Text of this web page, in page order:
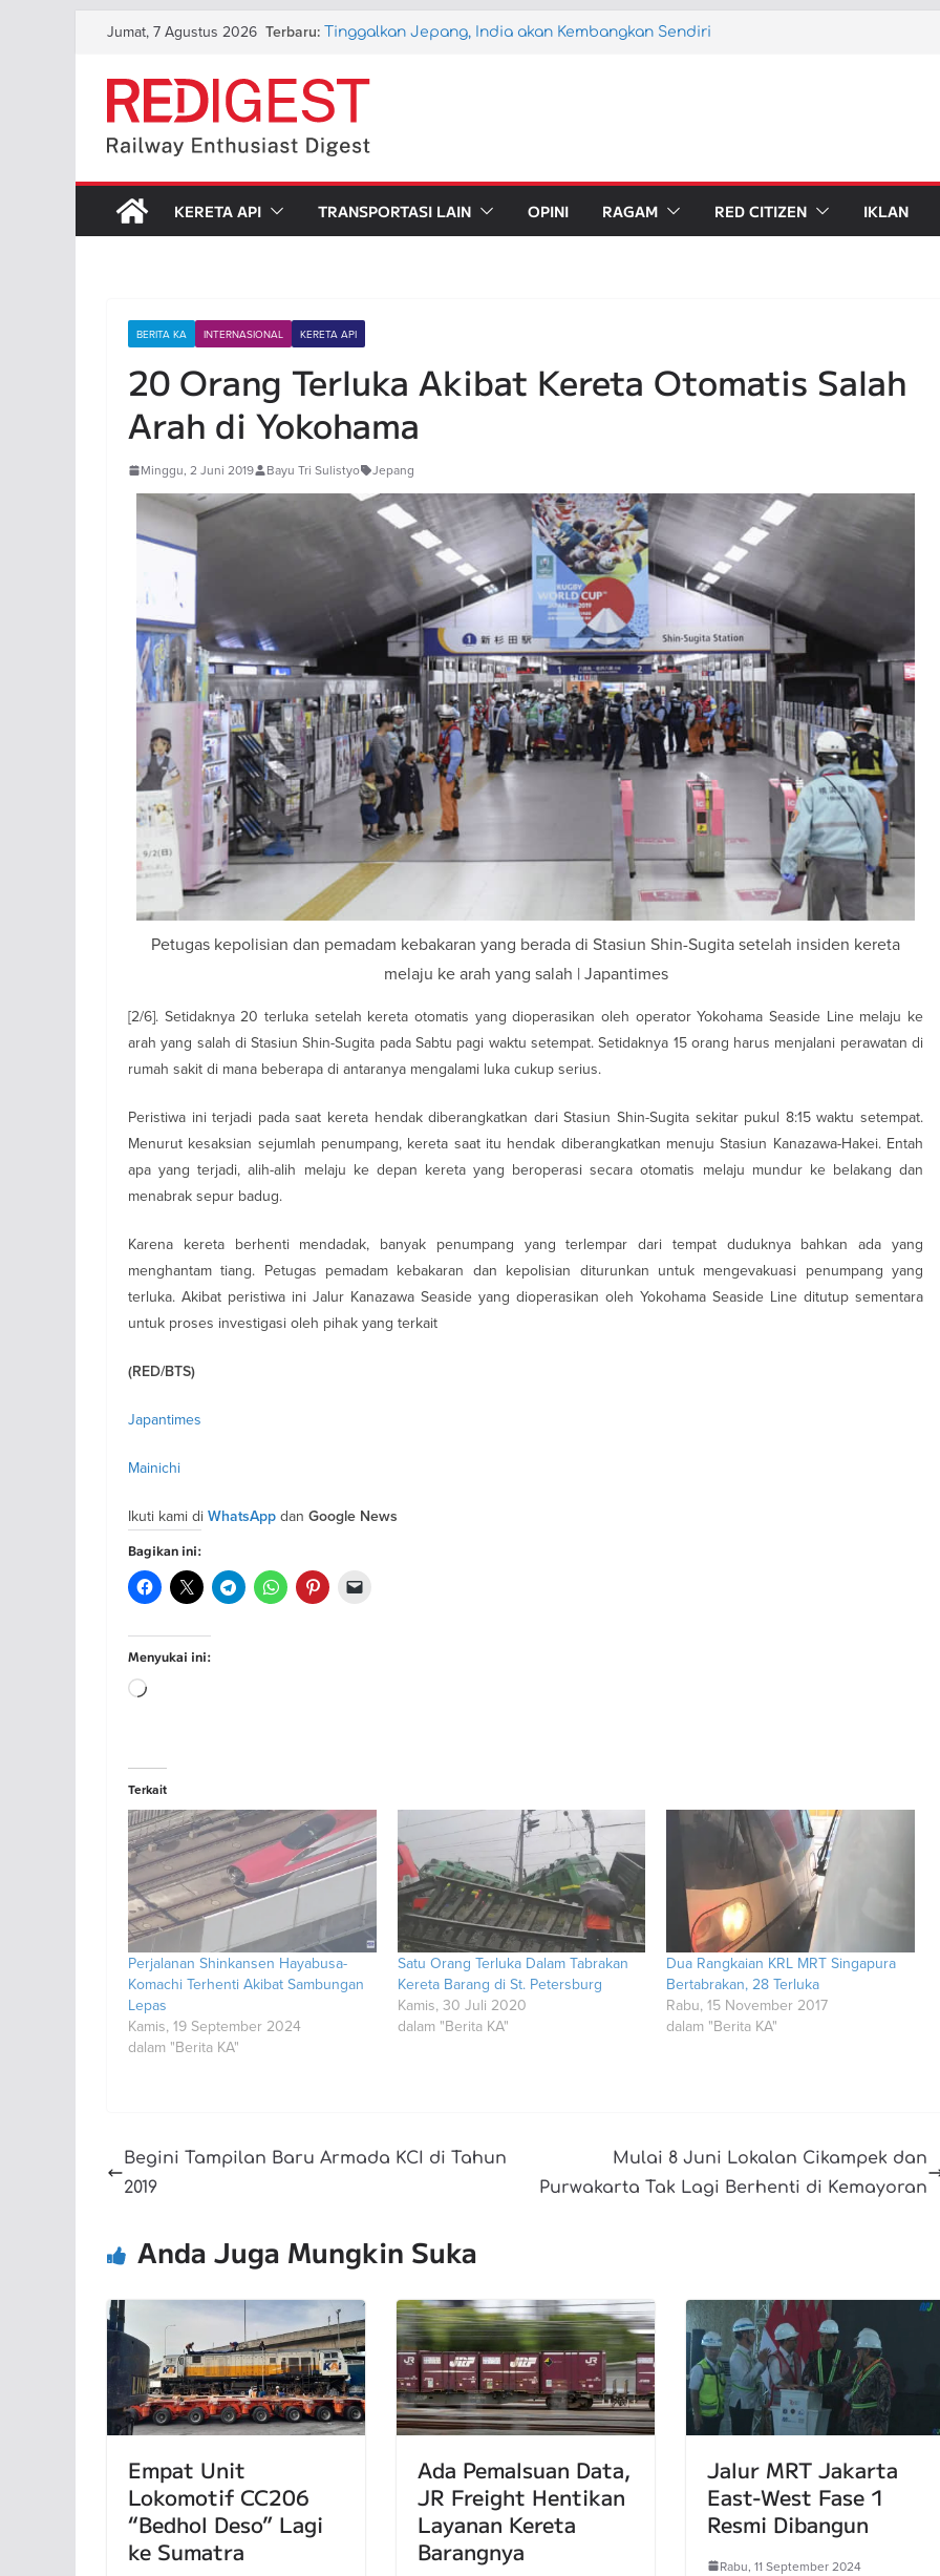
content
Jumat, 7 Agustus 2026 Terbaru: Tinggalkan Jepang, India akan Kembangkan Sendiri
PT KAI Perkenalkan Kereta Ekonomi Kerakyatan,
Ternyata (Lumayan) Nyaman!
Layanan KA di Kumamoto Lumpuh Pasca Gempa 7.1
Skala Richter
KAI akan Terapkan ATP Berbasis Satelit dan Operasikan
KERETA API TRANSPORTASI LAIN OPINI RAGAM RED CITIZEN IKLAN
BERITA KA INTERNASIONAL KERETA API
20 Orang Terluka Akibat Kereta Otomatis Salah
Arah di Yokohama
Minggu, 2 Juni 2019 Bayu Tri Sulistyo Jepang
Petugas kepolisian dan pemadam kebakaran yang berada di Stasiun Shin-Sugita setelah insiden kereta
melaju ke arah yang salah | Japantimes
[2/6]. Setidaknya 20 terluka setelah kereta otomatis yang dioperasikan oleh operator Yokohama Seaside Line melaju ke
arah yang salah di Stasiun Shin-Sugita pada Sabtu pagi waktu setempat. Setidaknya 15 orang harus menjalani perawatan di
rumah sakit di mana beberapa di antaranya mengalami luka cukup serius.
Peristiwa ini terjadi pada saat kereta hendak diberangkatkan dari Stasiun Shin-Sugita sekitar pukul 8:15 waktu setempat.
Menurut kesaksian sejumlah penumpang, kereta saat itu hendak diberangkatkan menuju Stasiun Kanazawa-Hakei. Entah
apa yang terjadi, alih-alih melaju ke depan kereta yang beroperasi secara otomatis melaju mundur ke belakang dan
menabrak sepur badug.
Karena kereta berhenti mendadak, banyak penumpang yang terlempar dari tempat duduknya bahkan ada yang
menghantam tiang. Petugas pemadam kebakaran dan kepolisian diturunkan untuk mengevakuasi penumpang yang
terluka. Akibat peristiwa ini Jalur Kanazawa Seaside yang dioperasikan oleh Yokohama Seaside Line ditutup sementara
untuk proses investigasi oleh pihak yang terkait
(RED/BTS)
Japantimes
Mainichi
Ikuti kami di WhatsApp dan Google News
Bagikan ini:
Menyukai ini:
Memuat...
Terkait
Perjalanan Shinkansen Hayabusa-
Komachi Terhenti Akibat Sambungan
Lepas
Kamis, 19 September 2024
dalam "Berita KA"
Satu Orang Terluka Dalam Tabrakan
Kereta Barang di St. Petersburg
Kamis, 30 Juli 2020
dalam "Berita KA"
Dua Rangkaian KRL MRT Singapura
Bertabrakan, 28 Terluka
Rabu, 15 November 2017
dalam "Berita KA"
Begini Tampilan Baru Armada KCI di Tahun
2019
Mulai 8 Juni Lokalan Cikampek dan
Purwakarta Tak Lagi Berhenti di Kemayoran
Anda Juga Mungkin Suka
Empat Unit
Lokomotif CC206
“Bedhol Deso” Lagi
ke Sumatra
Ada Pemalsuan Data,
JR Freight Hentikan
Layanan Kereta
Barangnya
Jalur MRT Jakarta
East-West Fase 1
Resmi Dibangun
Rabu, 11 September 2024